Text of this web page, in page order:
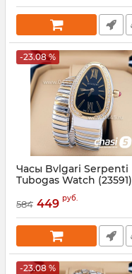
-23.08 %
Часы Bvlgari Serpenti
Tubogas Watch (23591)
23591
584 449 руб.
-23.08 %